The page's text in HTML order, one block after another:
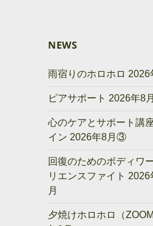
NEWS
雨宿りのホロホロ 2026
ピアサポート 2026年8
心のケアとサポート講
イン 2026年8月③
回復のためのボディワ
リエンスファイト 2026
月
夕焼けホロホロ（